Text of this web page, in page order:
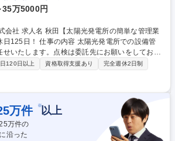
万5000円
簡単な管理業
陽光発電所での設備管
せいたします。点検は委託先にお願いをしており
除草作業などです。＊先輩社員が入社後はやり方
先の設備点検業者
ります。点検の依頼や、点検後の確認や作業時の
しては委託しておりますのでご安心ください）ま
除草作業や雪かきなどをお任せします。基本は担
。（秋田：7か所）2人以上で発電所に向かいま
所で事務作業を行います。 募集職種 秋田
管理業務】未経験歓迎◎年間休日125日！
120日以上 資格取得支援あり
完全週休2日制
万件 ※以上
万件の
沿った